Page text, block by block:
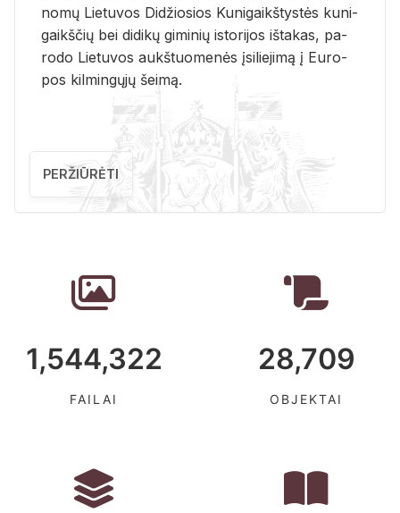
no­mų Lie­tu­vos Di­džio­sios Ku­ni­gaikš­tys­tės ku­ni­
gaikš­čių bei di­di­kų gi­mi­nių is­to­ri­jos iš­ta­kas, pa­
ro­do Lie­tu­vos aukš­tuo­me­nės įsi­lie­ji­mą į Eu­ro­
pos kil­min­gų­jų šei­mą.
PERŽIŪRĖTI
1,544,322
FAILAI
28,709
OBJEKTAI